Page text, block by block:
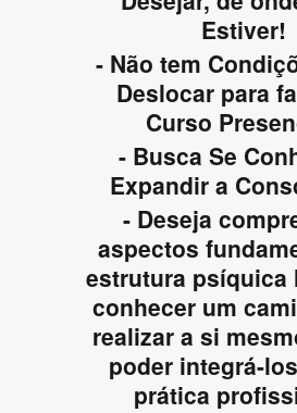
Estiver!
- Não tem
Deslocar para
Curso
- Busca Se
Expandir a
- Deseja
aspectos
estrutura psíquica
conhecer um
realizar a si
poder integrá-
prática